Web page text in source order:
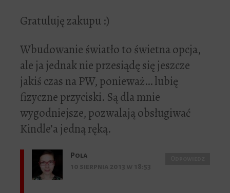
Gratuluję zakupu :)
Wbudowanie światło to świetna opcja,
ale ja jednak nie przesiądę się jeszcze
jakiś czas na PW, ponieważ… lubię
fizyczne przyciski. Są dla mnie
wygodniejsze, pozwalają obsługiwać
Kindle’a jedną ręką.
Pola